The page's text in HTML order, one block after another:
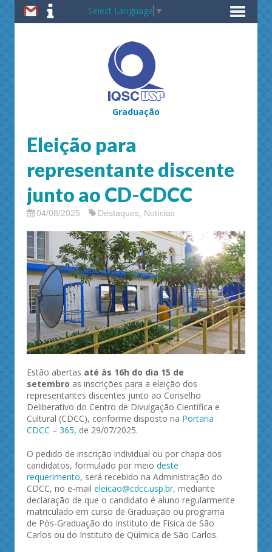
Select Language ▼
Graduação
Eleição para
representante discente
junto ao CD-CDCC
04/08/2025 Destaques Notícias
Estão abertas até às 16h do dia 15 de
setembro as inscrições para a eleição dos
representantes discentes junto ao Conselho
Deliberativo do Centro de Divulgação Científica e
Cultural (CDCC), conforme disposto na Portaria
CDCC – 365, de 29/07/2025.
O pedido de inscrição individual ou por chapa dos
candidatos, formulado por meio deste
requerimento, será recebido na Administração do
CDCC, no e-mail eleicao@cdcc.usp.br, mediante
declaração de que o candidato é aluno regularmente
matriculado em curso de Graduação ou programa
de Pós-Graduação do Instituto de Física de São
Carlos ou do Instituto de Química de São Carlos.